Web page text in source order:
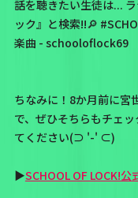
話を聴きたい生徒は...
ック』と検索!!🔎
楽曲 - schooloflock69
ちなみに！8か月前に宮
で、ぜひそちらもチェッ
てください(⊃ '-' ⊂)
▶SCHOOL OF LOCK!